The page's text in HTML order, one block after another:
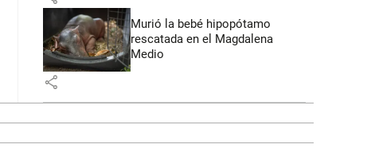
Murió la bebé hipopótamo
rescatada en el Magdalena
Medio
share